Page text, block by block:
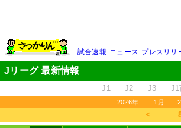
試合速報 ニュース プレスリリ
Jリーグ 最新情報
J1 J2 J3 J1
2026年 1月
＜